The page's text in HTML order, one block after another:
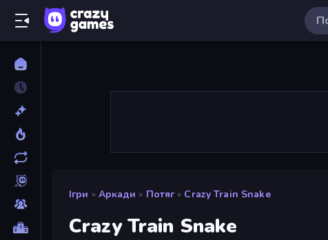
Ігри » Аркади » Потяг » Crazy Train Snake
Crazy Train Snake